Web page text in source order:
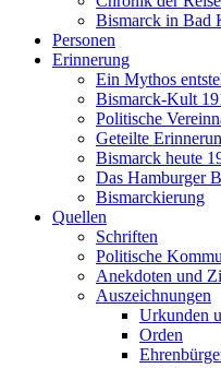
Bismarck in Bad
Personen
Erinnerung
Ein Mythos
Bismarck-Kult
Politische
Geteilte
Bismarck heute
Das Hamburger
Bismarckierung
Quellen
Schriften
Politische
Anekdoten und
Auszeichnungen
Urkunden
Orden